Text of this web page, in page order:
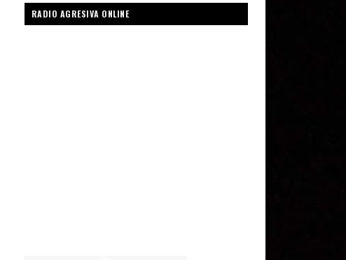
RADIO AGRESIVA ONLINE